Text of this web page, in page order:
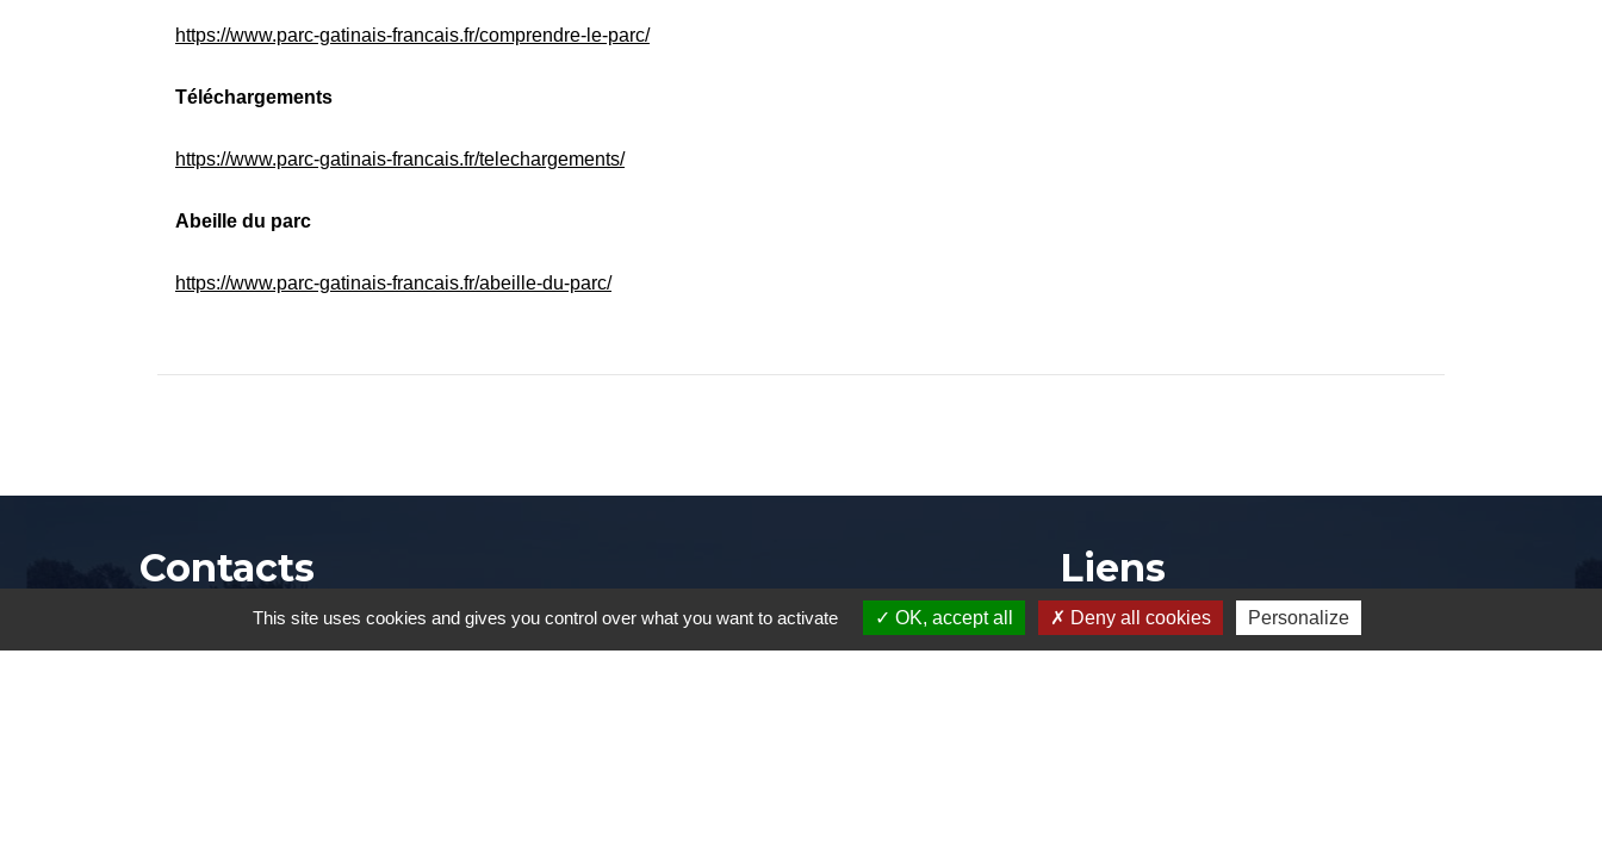
https://www.parc-gatinais-francais.fr/comprendre-le-parc/
Téléchargements
https://www.parc-gatinais-francais.fr/telechargements/
Abeille du parc
https://www.parc-gatinais-francais.fr/abeille-du-parc/
Contacts
Commune de Chevannes
Liens
This site uses cookies and gives you control over what you want to activate OK, accept all Deny all cookies Personalize